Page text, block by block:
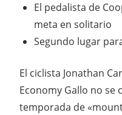
El pedalista de
meta en solitario
Segundo lugar
El ciclista Jonathan
Economy Gallo no se
temporada de